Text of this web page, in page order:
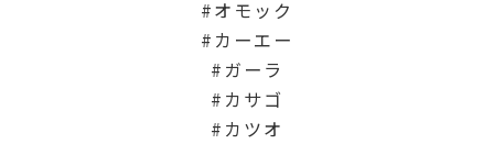
オモック
カーエー
ガーラ
カサゴ
カツオ